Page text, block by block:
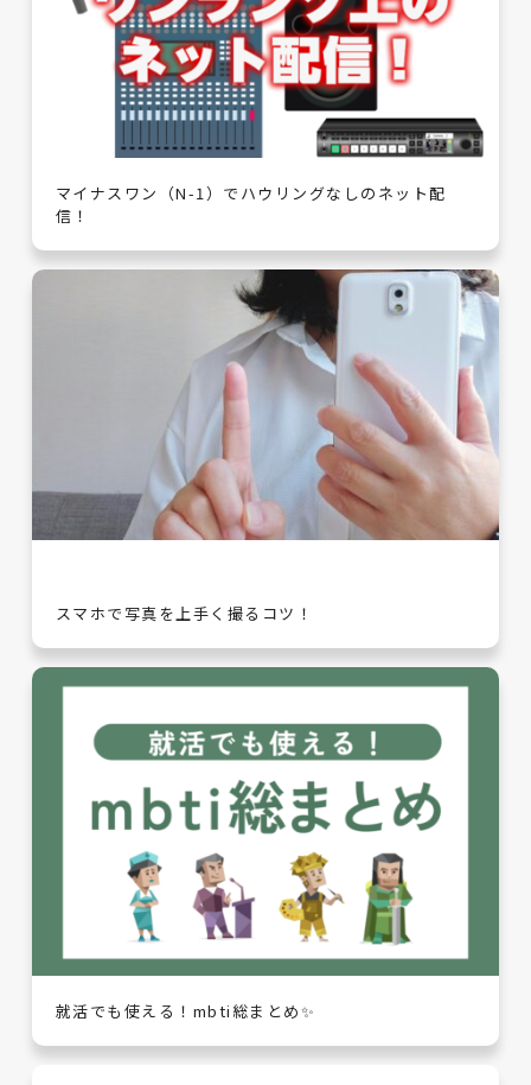
マイナスワン（N-1）でハウリングなしのネット配
信！
スマホで写真を上手く撮るコツ！
就活でも使える！mbti総まとめ✨